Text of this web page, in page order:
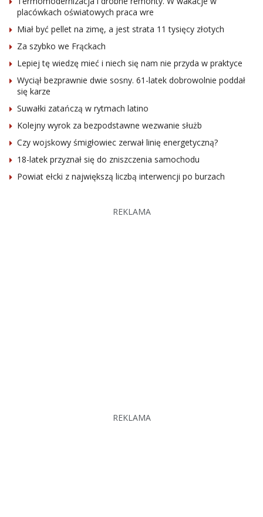
placówkach oświatowych praca wre
Miał być pellet na zimę, a jest strata 11 tysięcy złotych
Za szybko we Frąckach
Lepiej tę wiedzę mieć i niech się nam nie przyda w praktyce
Wyciął bezprawnie dwie sosny. 61-latek dobrowolnie poddał
się karze
Suwałki zatańczą w rytmach latino
Kolejny wyrok za bezpodstawne wezwanie służb
Czy wojskowy śmigłowiec zerwał linię energetyczną?
18-latek przyznał się do zniszczenia samochodu
Powiat ełcki z największą liczbą interwencji po burzach
REKLAMA
REKLAMA